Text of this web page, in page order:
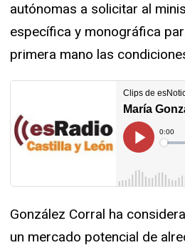
autónomas a solicitar al
específica y monográfica
primera mano las
González Corral ha
un mercado potencial de